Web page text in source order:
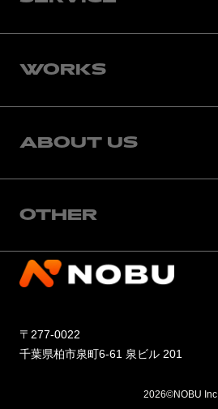
〒277-0022
千葉県柏市泉町6-61 泉ビル 201
WORKS
ABOUT US
OTHER
2026©NOBU Inc.